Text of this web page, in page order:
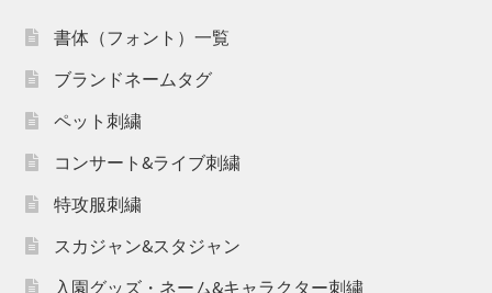
書体（フォント）一覧
ブランドネームタグ
ペット刺繍
コンサート&ライブ刺繍
特攻服刺繍
スカジャン&スタジャン
入園グッズ・ネーム&キャラクター刺繍